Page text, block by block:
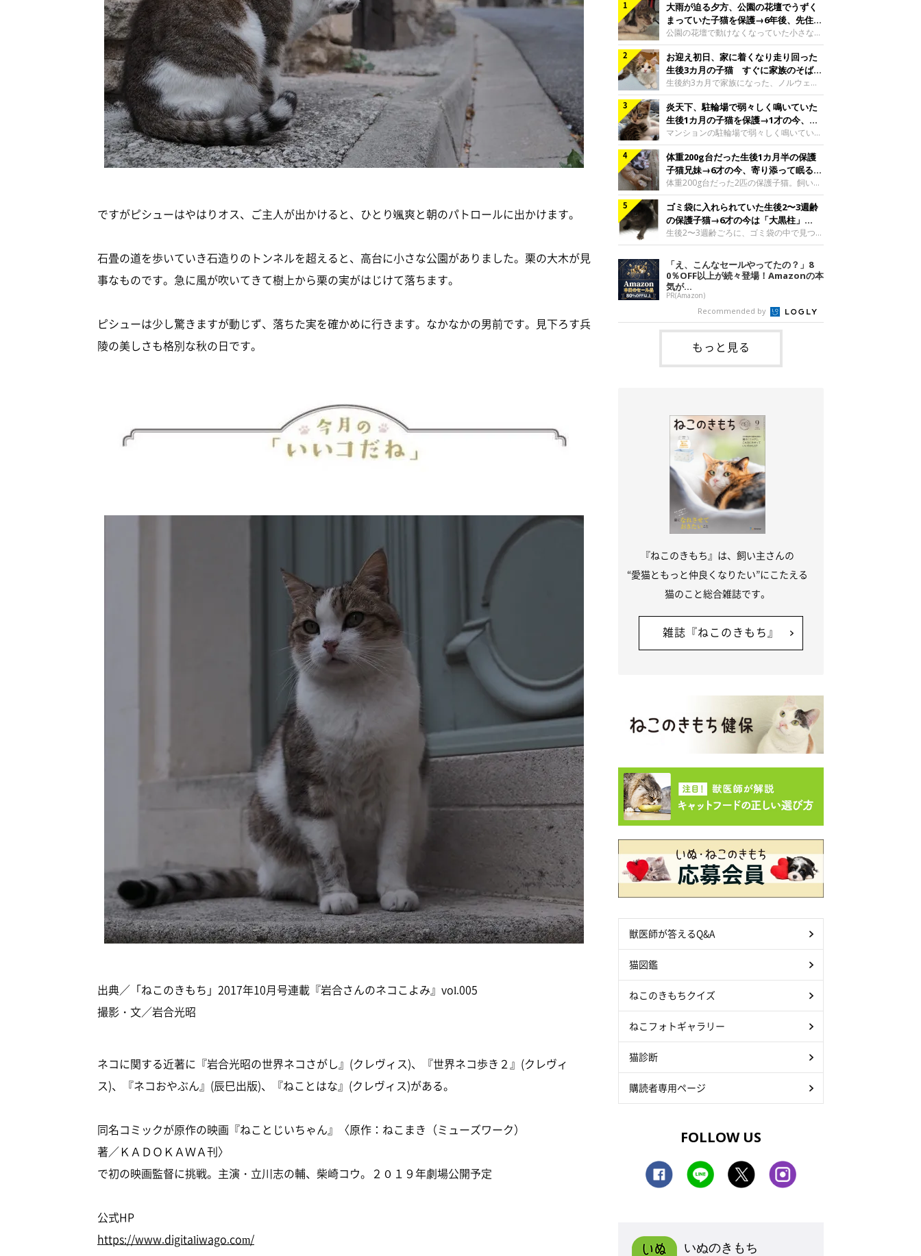
ですがピシューはやはりオス、ご主人が出かけると、ひとり颯爽と朝のパトロールに出かけます。
石畳の道を歩いていき石造りのトンネルを超えると、高台に小さな公園がありました。栗の大木が見
事なものです。急に風が吹いてきて樹上から栗の実がはじけて落ちます。
ピシューは少し驚きますが動じず、落ちた実を確かめに行きます。なかなかの男前です。見下ろす兵
陵の美しさも格別な秋の日です。
出典／「ねこのきもち」2017年10月号連載『岩合さんのネコこよみ』vol.005
撮影・文／岩合光昭
ネコに関する近著に『岩合光昭の世界ネコさがし』(クレヴィス)、『世界ネコ歩き２』(クレヴィ
ス)、『ネコおやぶん』(辰巳出版)、『ねことはな』(クレヴィス)がある。
同名コミックが原作の映画『ねことじいちゃん』〈原作：ねこまき（ミューズワーク）
著／ＫＡＤＯＫＡＷＡ刊〉
で初の映画監督に挑戦。主演・立川志の輔、柴崎コウ。２０１９年劇場公開予定
公式HP
https://www.digitaliwago.com/
大雨が迫る夕方、公園の花壇でうずく
まっていた子猫を保護→6年後、先住猫
と“姉妹”のような関係に
公園の花壇で動けなくなっていた小さな子
猫。家族に迎えられてから6年、先住猫と
の間には深い絆が育まれていました。保護
当時のティダちゃん。
@muumuu62197189紹介するのは、
X（旧Twitter）ユーザー
@muumuu62197189さんの愛猫・ティダ
ちゃん（取材時6才）の成長記録です。こ
ちらは、生後3カ月ごろのティダちゃん。
飼い主さんが出会ったのは、夜から大雨に
なると予報されていた日の夕方でした。花
壇で動けずにいた子猫保護したばかりのテ
ィダちゃん。@muumuu62197189飼い主
さんは、公園の
お迎え初日、家に着くなり走り回った
生後3カ月の子猫 すぐに家族のそばで
落ち着く姿に「迎えてよかった」
生後約3カ月で家族になった、ノルウェー
ジャンフォレストキャットの子猫。お迎え
翌日には、すでに家でくつろぐ様子を見せ
ていました。お迎え翌日、ベッドでうとう
とするむうちゃんお迎え翌日のむうちゃ
ん。@umimugi0304紹介するのは、
Instagramユーザー@umimugi0304さんの
愛猫・むうちゃん（撮影時、生後約3カ月
／ノルウェージャンフォレストキャッ
ト）。こちらは、お迎え翌日に撮影された
一枚。ゴハンをお腹いっぱい食べたむうち
ゃんは眠くなり、飼い主さん夫婦のベッド
でうとうとし始めたのだとか。飼い主さ
炎天下、駐輪場で弱々しく鳴いていた
生後1カ月の子猫を保護→1才の今、筋
肉質でツンデレなコに成長
マンションの駐輪場で弱々しく鳴いてい
た、生後1カ月ほどの子猫。家族に迎えら
れてから1年、体も行動も大きく成長しま
した。炎天下の駐輪場で鳴いていた小さな
子猫保護当時のモモちゃん。@Kingponzu
紹介するのは、X（旧Twitter）ユーザー
@Kingponzuさんの愛猫・モモちゃん（取
材時1才）の成長記録です。こちらは、モ
モちゃんが生後1カ月ごろに撮影された一
枚。飼い主さんの自宅マンションの駐輪場
です。子猫時代のモモちゃん。
@Kingponzuその日は気温が35℃を
体重200g台だった生後1カ月半の保護
子猫兄妹→6才の今、寄り添って眠る姿
にほっこり！
体重200g台だった2匹の保護子猫。飼い主
さんの家族になってから6年、ともに成長
するなかで、2匹の関係にも少しずつ変化
が見られました。家族になったばかりの小
さな兄妹猫（写真上から）妹猫・てんちゃ
ん、兄猫・ラムくん。@ten_ramu紹介す
@ten_ramuさんの愛猫・ラムくんとてん
ちゃん（ともに取材時6才）の成長記録で
す。この写真は、お迎えして間もない生後
1カ月半ごろの2匹。当時、ラムくんは260
グラム、てんちゃんは209グラムと、どち
らもとても小さな体でした。2匹
ゴミ袋に入れられていた生後2〜3週齢
の保護子猫→6才の今は「大黒柱」
に！ 美しい黒猫に成長した姿にグッ
とくる
生後2〜3週齢ごろに、ゴミ袋の中で見つか
った小さな命。ミルクから育てられたその
子猫は今、家族に欠かせない存在へと成長
しました。ゴミ袋の中で見つかった、ミニ
モグラのような子猫よちよち歩きをしてい
たころの、生後2〜3週齢ごろのドンちゃ
ん。@doddou_1今回紹介するのは、
X（旧Twitter）ユーザー@doddou_1さん
の愛猫・ドンちゃん（取材時、推定6才／
本名：ドミトリー・ドンスコイ）。ドンち
ゃんは、保護猫でした。ドンちゃんが見つ
かったのは、飼い主さんの姉の勤め先の敷
「え、こんなセールやってたの？」8
0％OFF以上が続々登場！Amazonの本
気が...
PR(Amazon)
Recommended by
もっと見る
『ねこのきもち』は、飼い主さんの
“愛猫ともっと仲良くなりたい”にこたえる
猫のこと総合雑誌です。
雑誌『ねこのきもち』
獣医師が答えるQ&A
猫図鑑
ねこのきもちクイズ
ねこフォトギャラリー
猫診断
購読者専用ページ
FOLLOW US
いぬのきもち